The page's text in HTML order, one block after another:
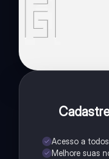
Acesso a
Melhore suas